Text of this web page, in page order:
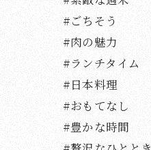
#ごちそう
#肉の魅力
#ランチタイム
#日本料理
#おもてなし
#豊かな時間